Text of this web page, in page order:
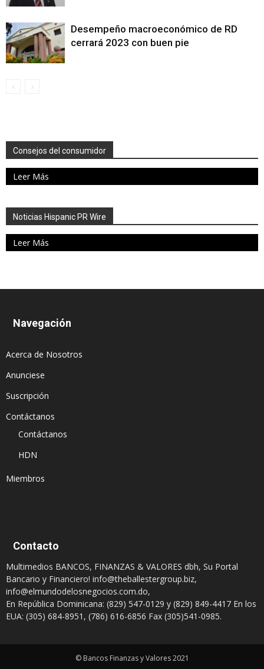
Desempeño macroeconómico de RD
cerrará 2023 con buen pie
Consejos del consumidor
Leer Más
Noticias Hispanic PR Wire
Leer Más
Navegación
Acerca de Nosotros
Anunciese
Suscripción
Contáctanos
Contáctanos
HDN
Miembros
Contacto
Multimedios BANCOS, FINANZAS & VALORES dbh, Su Portal
Bancario y Financiero! info@theballestergroup.biz,
info@elmundodelosnegocios.com.do,
En República Dominicana: (829) 547-0129 y (829) 849-4417 En los
EUA: (305) 684-8951, (786) 616-6856 Fax (305)541-0985.
© Bancos Finanzas y Valores 2021